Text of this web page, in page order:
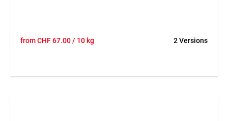
fromCHF67.00/ 10 kg 2 Versions